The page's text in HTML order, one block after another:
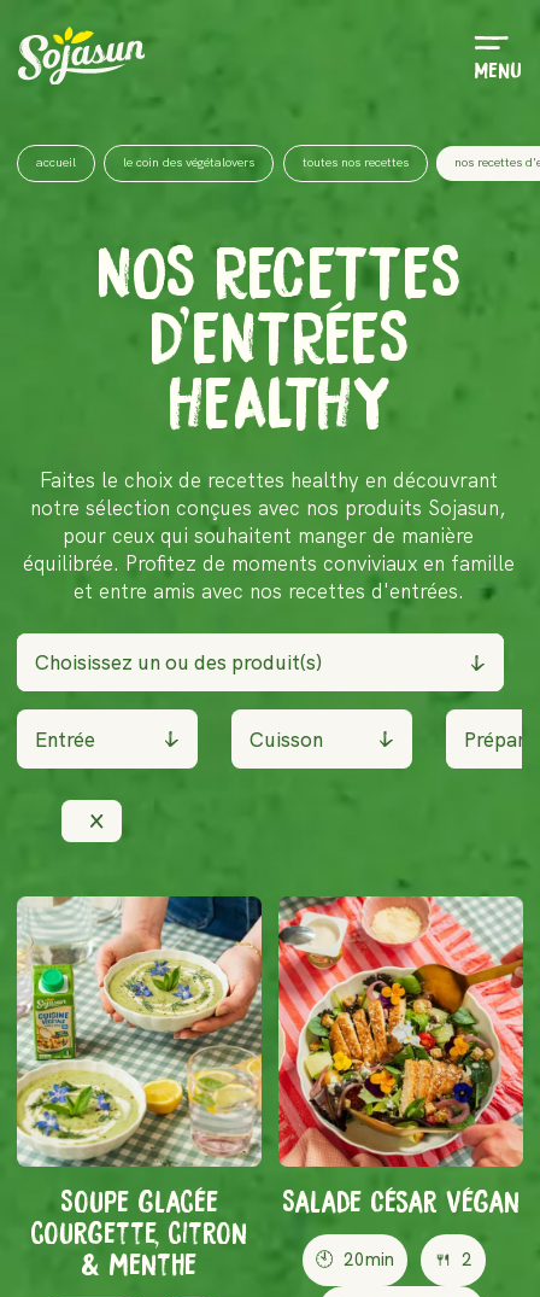
Menu
accueil le coin des végétalovers toutes nos recettes nos recettes
NOS RECETTES
D'ENTRÉES
HEALTHY
Faites le choix de recettes healthy en découvrant
notre sélection conçues avec nos produits Sojasun,
pour ceux qui souhaitent manger de manière
équilibrée. Profitez de moments conviviaux en famille
et entre amis avec nos recettes d'entrées.
Choisissez un ou des produit(s)
Entrée Cuisson
Soupe glacée
courgette, citron
& menthe
Salade César Végan
🕙 20min 🍴 2